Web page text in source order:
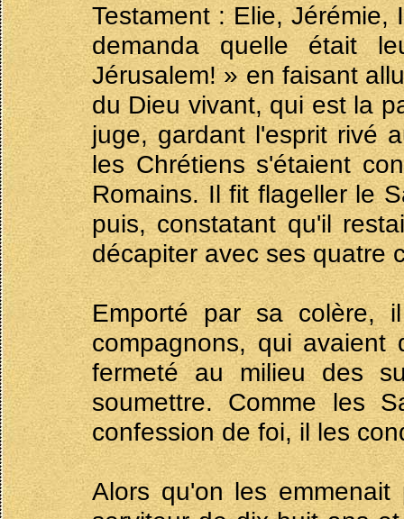
Testament : Elie,
demanda quelle était
Jérusalem! » en faisant
du Dieu vivant, qui est la
juge, gardant l'esprit rivé
les Chrétiens s'étaient
Romains. Il fit flageller le
puis, constatant qu'il
décapiter avec ses quatre
Emporté par sa colère,
compagnons, qui
fermeté au milieu des
soumettre. Comme les
confession de foi, il les
Alors qu'on les